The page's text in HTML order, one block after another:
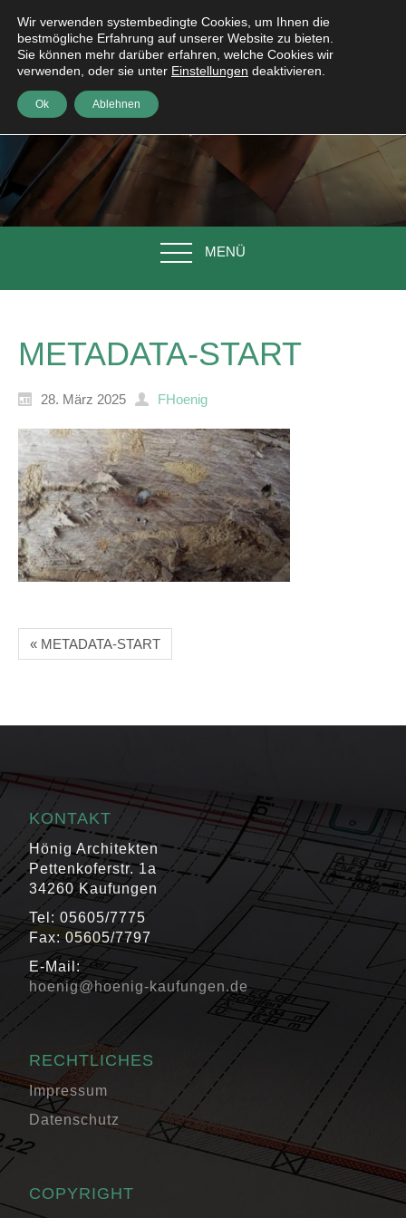
MENÜ
METADATA-START
28. März 2025 FHoenig
« METADATA-START
KONTAKT
Hönig Architekten
Pettenkoferstr. 1a
34260 Kaufungen
Tel: 05605/7775
Fax: 05605/7797
E-Mail:
hoenig@hoenig-kaufungen.de
RECHTLICHES
Impressum
Datenschutz
COPYRIGHT
Wir verwenden systembedingte Cookies, um Ihnen die
bestmögliche Erfahrung auf unserer Website zu bieten.
Sie können mehr darüber erfahren, welche Cookies wir
verwenden, oder sie unter Einstellungen deaktivieren.
Ok Ablehnen